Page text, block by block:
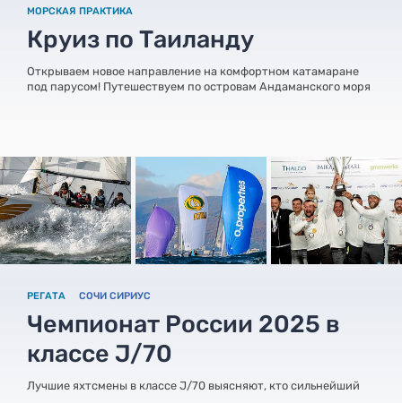
МОРСКАЯ ПРАКТИКА
Круиз по Таиланду
Открываем новое направление на комфортном катамаране
под парусом! Путешествуем по островам Андаманского моря
РЕГАТА СОЧИ СИРИУС
Чемпионат России 2025 в
классе J/70
Лучшие яхтсмены в классе J/70 выясняют, кто сильнейший